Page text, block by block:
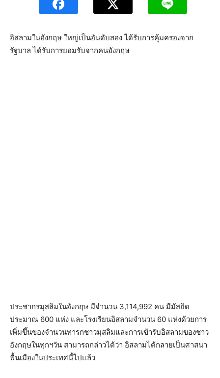
อิสลามในอังกฤษ ใหญ่เป็นอันดับสอง ได้รับการคุ้มครองจาก
รัฐบาล ได้รับการยอมรับจากคนอังกฤษ
ประชากรมุสลิมในอังกฤษ มีจำนวน 3,114,992 คน มีมัสยิด
ประมาณ 600 แห่ง และโรงเรียนอิสลามจำนวน 60 แห่งด้วยการ
เพิ่มขึ้นของจำนวนทารกชาวมุสลิมและการเข้ารับอิสลามของชาว
อังกฤษในทุกฯวัน สามารถกล่าวได้ว่า อิสลามได้กลายเป็นศาสนา
พื้นเมืองในประเทศนี้ไปแล้ว